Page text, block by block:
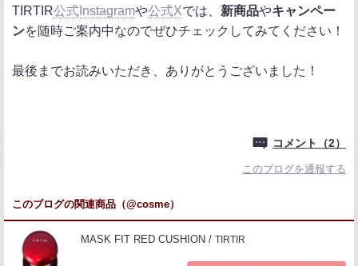
TIRTIR公式Instagramや公式Xでは、 新商品やキャンペー
ンを随時ご案内中なのでぜひチェックしてみてください！
最後までお読みいただき、ありがとうございました！
コメント（2）
このブログを通報する
このブログの関連商品（@cosme）
MASK FIT RED CUSHION TIRTIR